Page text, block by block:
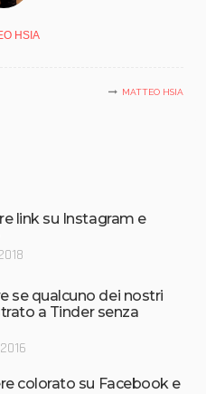
HSIA
MATTEO HSIA
link su Instagram e
se qualcuno dei nostri
a Tinder senza
colorato su Facebook e